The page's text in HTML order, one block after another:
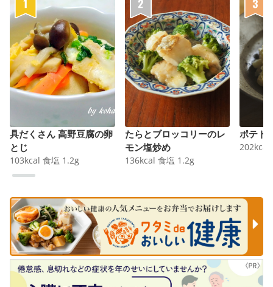
具だくさん 高野豆腐の卵
とじ
103kcal 食塩 1.2g
たらとブロッコリーのレ
モン塩炒め
136kcal 食塩 1.2g
ポテト
202kcal